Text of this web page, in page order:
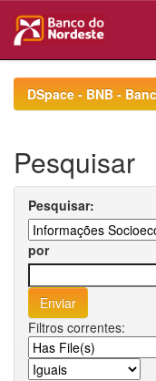
navigationDSpace - BNB -
Pesquisar
Pesquisar:
por
Filtros correntes: